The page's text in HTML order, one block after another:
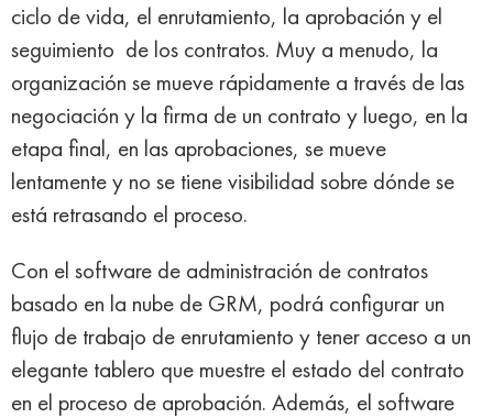
ciclo de vida, el enrutamiento, la aprobación y el
seguimiento de los contratos. Muy a menudo, la
organización se mueve rápidamente a través de las
negociación y la firma de un contrato y luego, en la
etapa final, en las aprobaciones, se mueve
lentamente y no se tiene visibilidad sobre dónde se
está retrasando el proceso.
Con el software de administración de contratos
basado en la nube de GRM, podrá configurar un
flujo de trabajo de enrutamiento y tener acceso a un
elegante tablero que muestre el estado del contrato
en el proceso de aprobación. Además, el software